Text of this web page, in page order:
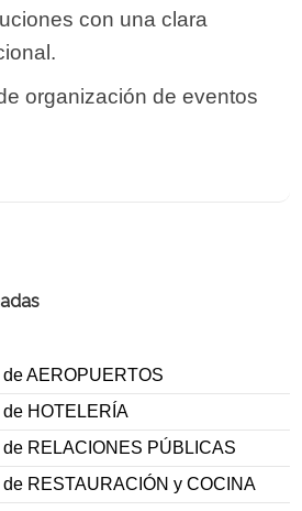
con una clara
organización de eventos
AEROPUERTOS
de HOTELERÍA
de RELACIONES PÚBLICAS
de RESTAURACIÓN y COCINA